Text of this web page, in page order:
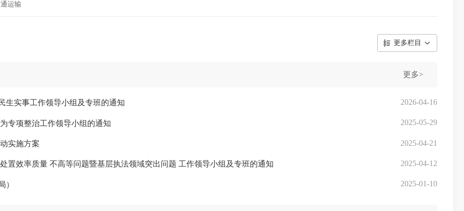
运输
更多栏目
更多>
2026-04-16
生实事工作领导小组及专班的通知
2025-05-29
专项整治工作领导小组的通知
2025-04-21
实施方案
2025-04-12
置效率质量 不高等问题暨基层执法领域突出问题 工作领导小组及专班的通知
2025-01-10
）